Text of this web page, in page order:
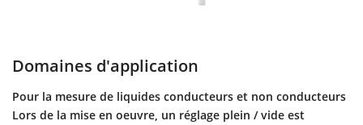
Domaines d'application
Pour la mesure de liquides conducteurs et non conducteurs
Lors de la mise en oeuvre, un réglage plein / vide est